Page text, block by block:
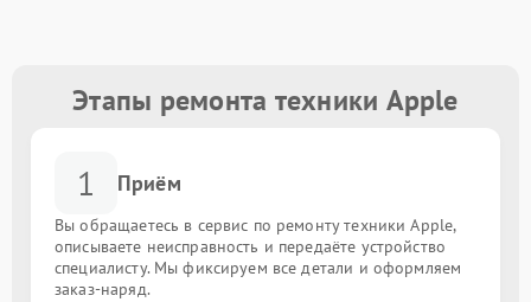
Этапы ремонта техники Apple
1 Приём
Вы обращаетесь в сервис по ремонту техники Apple,
описываете неисправность и передаёте устройство
специалисту. Мы фиксируем все детали и оформляем
заказ-наряд.